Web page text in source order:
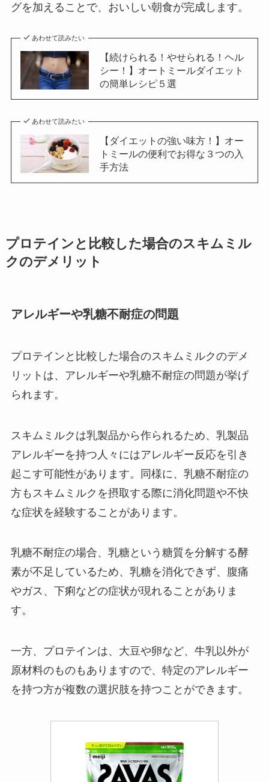
グを加えることで、おいしい朝食が完成します。
あわせて読みたい
【続けられる！やせられる！ヘル
シー！】オートミールダイエット
の簡単レシピ５選
あわせて読みたい
【ダイエットの強い味方！】オー
トミールの便利でお得な３つの入
手方法
プロテインと比較した場合のスキムミル
クのデメリット
アレルギーや乳糖不耐症の問題
プロテインと比較した場合のスキムミルクのデメ
リットは、アレルギーや乳糖不耐症の問題が挙げ
られます。
スキムミルクは乳製品から作られるため、乳製品
アレルギーを持つ人々にはアレルギー反応を引き
起こす可能性があります。同様に、乳糖不耐症の
方もスキムミルクを摂取する際に消化問題や不快
な症状を経験することがあります。
乳糖不耐症の場合、乳糖という糖質を分解する酵
素が不足しているため、乳糖を消化できず、腹痛
やガス、下痢などの症状が現れることがありま
す。
一方、プロテインは、大豆や卵など、牛乳以外が
原材料のものもありますので、特定のアレルギー
を持つ方が複数の選択肢を持つことができます。